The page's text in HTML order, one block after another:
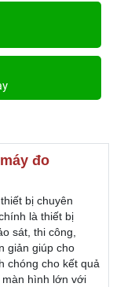
đo
bị chuyên
là thiết bị
sát, thi công,
giản giúp cho
chóng cho kết quả
hình lớn với